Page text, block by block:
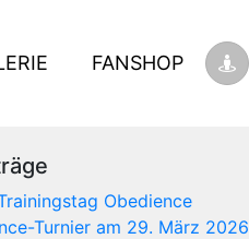
FANSHOP
Obedience
Turnier am 29. März 2026